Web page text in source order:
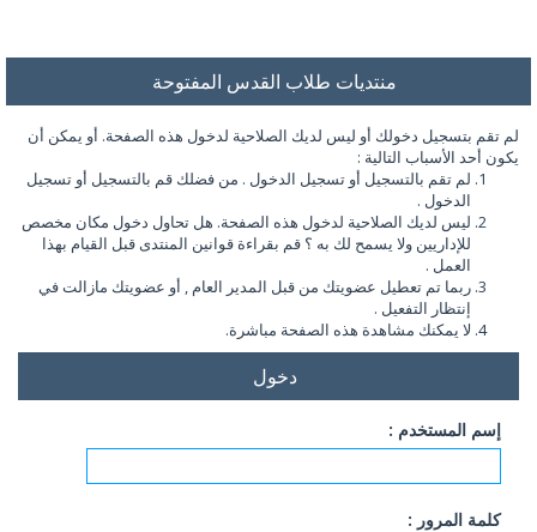
منتديات طلاب القدس المفتوحة
لم تقم بتسجيل دخولك أو ليس لديك الصلاحية لدخول هذه الصفحة. أو يمكن أن
يكون أحد الأسباب التالية :
لم تقم بالتسجيل أو تسجيل الدخول . من فضلك قم بالتسجيل أو تسجيل
الدخول .
ليس لديك الصلاحية لدخول هذه الصفحة. هل تحاول دخول مكان مخصص
للإداريين ولا يسمح لك به ؟ قم بقراءة قوانين المنتدى قبل القيام بهذا
العمل .
ربما تم تعطيل عضويتك من قبل المدير العام , أو عضويتك مازالت في
إنتظار التفعيل .
لا يمكنك مشاهدة هذه الصفحة مباشرة.
دخول
إسم المستخدم :
كلمة المرور :